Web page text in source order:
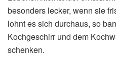
besonders lecker, wenn sie
lohnt es sich durchaus, so
Kochgeschirr und dem
schenken.